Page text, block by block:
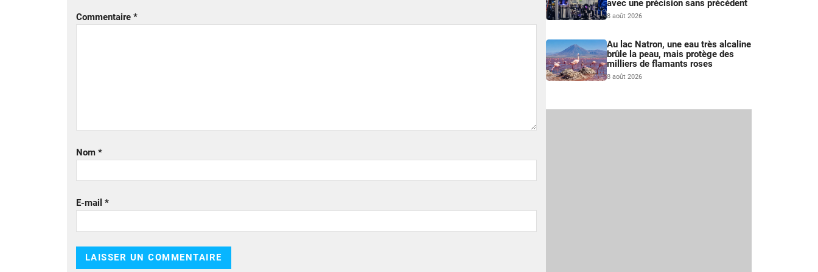
Commentaire *
Nom *
E-mail *
avec une précision sans précédent
8 août 2026
Au lac Natron, une eau très alcaline
brûle la peau, mais protège des
milliers de flamants roses
8 août 2026